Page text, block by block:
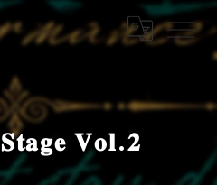
𝐕𝐨𝐥.𝟐